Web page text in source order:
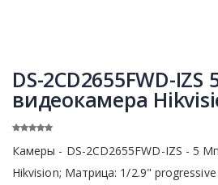
DS-2CD2655FWD-IZS
видеокамера
Камеры - DS-2CD2655FWD-IZS - 5
Hikvision; Матрица: 1/2.9"